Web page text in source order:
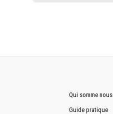
Qui somme nous
Guide pratique